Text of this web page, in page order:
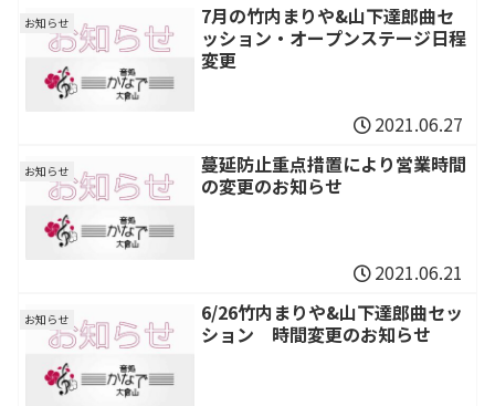
お知らせ
7月の竹内まりや&山下達郎曲セ
ッション・オープンステージ日程
変更
2021.06.27
お知らせ
蔓延防止重点措置により営業時間
の変更のお知らせ
2021.06.21
お知らせ
6/26竹内まりや&山下達郎曲セッ
ション 時間変更のお知らせ